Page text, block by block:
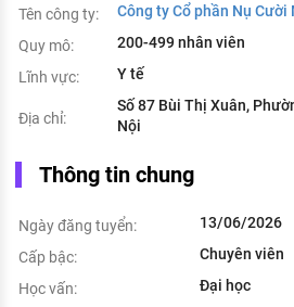
Tên công ty:
Công ty Cổ phần Nụ Cười
Quy mô:
200-499 nhân viên
Lĩnh vực:
Y tế
Địa chỉ:
Số 87 Bùi Thị Xuân,
Nội
Thông tin chung
Ngày đăng tuyển:
13/06/2026
Cấp bậc:
Chuyên viên
Học vấn:
Đại học